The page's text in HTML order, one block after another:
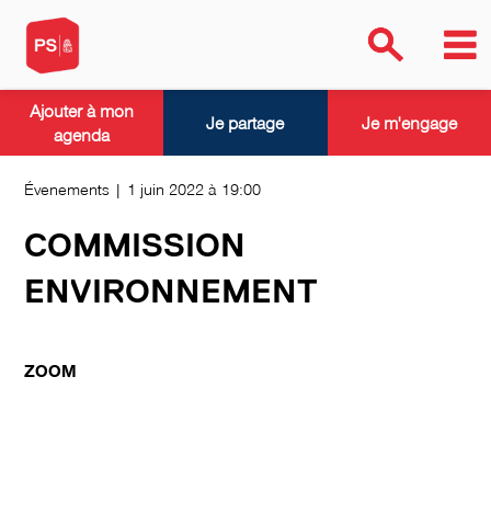
Évenements | 1 juin 2022 à 19:00
COMMISSION
ENVIRONNEMENT
ZOOM
Ajouter à mon
agenda
Je partage Je m'engage